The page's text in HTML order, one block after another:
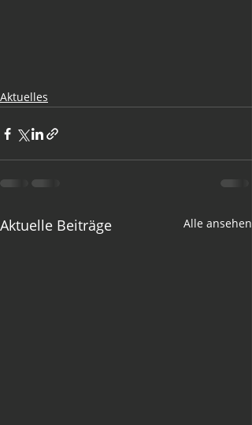
Aktuelles
Aktuelle Beiträge Alle ansehen